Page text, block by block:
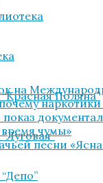
Поляна”
на
показ
чумы»
песни